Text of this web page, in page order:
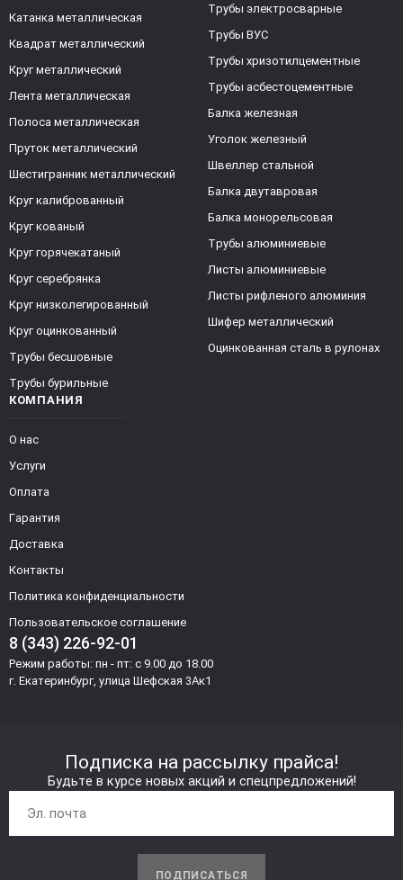
КОМПАНИЯ
О нас
Услуги
Оплата
Гарантия
Доставка
Контакты
Политика конфиденциальности
Пользовательское соглашение
8 (343) 226-92-01
Режим работы: пн - пт: с 9.00 до 18.00
г. Екатеринбург, улица Шефская 3Ак1
Катанка металлическая
Квадрат металлический
Круг металлический
Лента металлическая
Полоса металлическая
Пруток металлический
Шестигранник металлический
Круг калиброванный
Круг кованый
Круг горячекатаный
Круг серебрянка
Круг низколегированный
Круг оцинкованный
Трубы бесшовные
Трубы бурильные
Трубы электросварные
Трубы ВУС
Трубы хризотилцементные
Трубы асбестоцементные
Балка железная
Уголок железный
Швеллер стальной
Балка двутавровая
Балка монорельсовая
Трубы алюминиевые
Листы алюминиевые
Листы рифленого алюминия
Шифер металлический
Оцинкованная сталь в рулонах
Подписка на рассылку прайса!
Будьте в курсе новых акций и спецпредложений!
ПОДПИСАТЬСЯ